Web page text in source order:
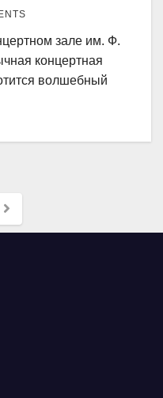
зале им. Ф.
концертная
волшебный